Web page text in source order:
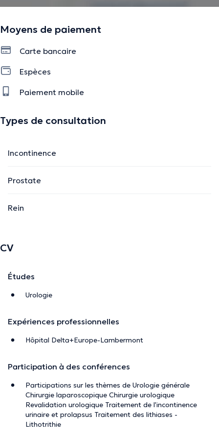
Moyens de paiement
Carte bancaire
Espèces
Paiement mobile
Types de consultation
Incontinence
Prostate
Rein
CV
Études
Urologie
Expériences professionnelles
Hôpital Delta+Europe-Lambermont
Participation à des conférences
Participations sur les thèmes de Urologie générale
Chirurgie laparoscopique Chirurgie urologique
Revalidation urologique Traitement de l'incontinence
urinaire et prolapsus Traitement des lithiases -
Lithotrithie